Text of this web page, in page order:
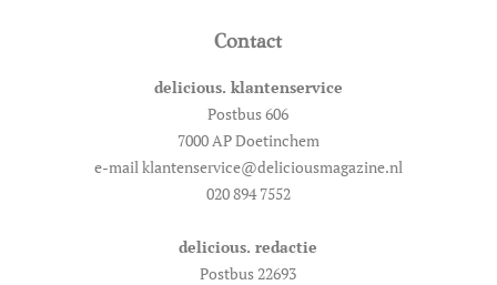
Contact
delicious. klantenservice
Postbus 606
7000 AP Doetinchem
e-mail klantenservice@deliciousmagazine.nl
020 894 7552
delicious. redactie
Postbus 22693